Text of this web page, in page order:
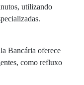
utilizando
Bancária oferece
como refluxo